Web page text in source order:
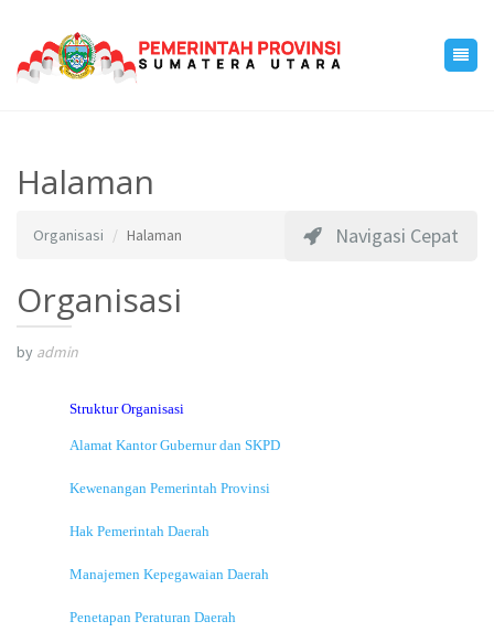
Halaman
Navigasi Cepat
Organisasi Halaman
Organisasi
by admin
Struktur Organisasi
Alamat Kantor Gubernur dan SKPD
Kewenangan Pemerintah Provinsi
Hak Pemerintah Daerah
Manajemen Kepegawaian Daerah
Penetapan Peraturan Daerah